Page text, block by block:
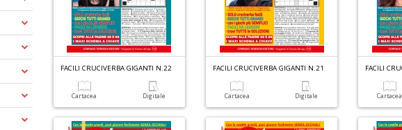
FACILI CRUCIVERBA GIGANTI N.22
Cartacea Digitale
FACILI CRUCIVERBA GIGANTI N.21
Cartacea Digitale
FACILI
Cartacea